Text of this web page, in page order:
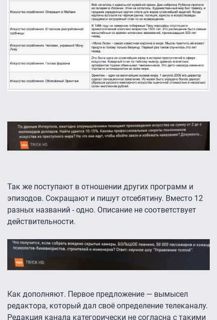
Так же поступают в отношении других программ и
эпизодов. Сокращают и пишут отсебятину. Вместо 12
разных названий - одно. Описание не соответствует
действительности.
Как дополняют. Первое предложение — вымысел
редактора, который дал своё определение телеканалу.
Редакция канала категорически не согласна с такими